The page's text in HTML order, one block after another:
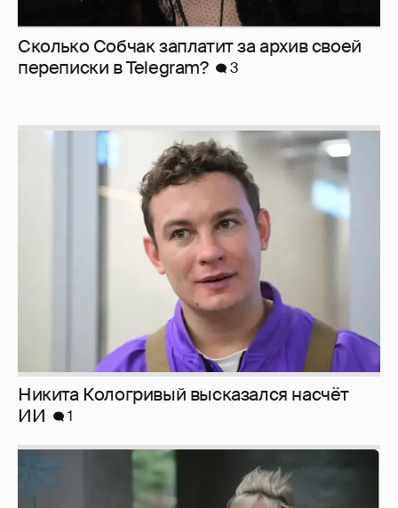
Сколько Собчак заплатит за архив своей
перeписки в Telegram?
3
Никита Кологривый высказался насчёт
ИИ
1